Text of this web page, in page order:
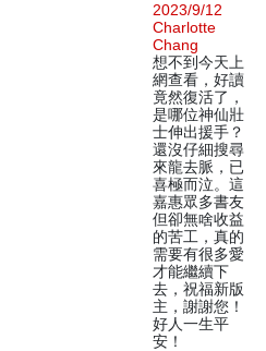
2023/9/12
Charlotte
Chang
想不到今天上
網查看，好讀
竟然復活了，
是哪位神仙壯
士伸出援手？
還沒仔細搜尋
來龍去脈，已
喜極而泣。這
嘉惠眾多書友
但卻無啥收益
的苦工，真的
需要有很多愛
才能繼續下
去，祝福新版
主，謝謝您！
好人一生平
安！